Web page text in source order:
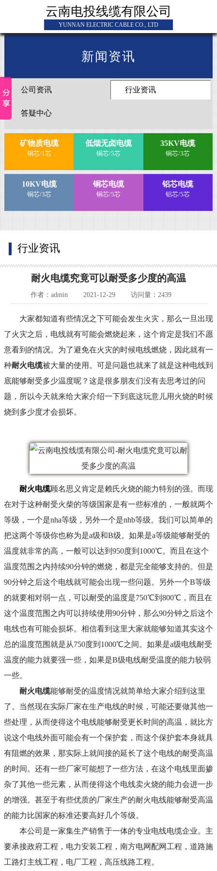
云南电投线缆有限公司
YUNNAN ELECTRIC CABLE CO., LTD
新闻资讯
公司资讯 行业资讯
答疑中心
矿物质电缆
铜芯/1芯
低烟无卤电缆
铜芯/5芯
35KV电缆
铜芯/3芯
10KV电缆
铜芯/3芯
铜芯电缆
铜芯/5芯
铝芯电缆
铝芯/5芯
行业资讯
耐火电缆究竟可以耐受多少度的高温
作者：admin 2021-12-29 访问量：2439
大家都知道有些情况之下可能会发生火灾，那么一旦出现
了火灾之后，电线就有可能会燃烧起来，这个肯定是我们不愿
意看到的情况。为了避免在火灾的时候电线燃烧，因此就有一
种耐火电缆被大量的使用。可是问题也就来了就是这种电线到
底能够耐受多少温度呢？这是很多朋友们没有去思考过的问
题，所以今天就来给大家介绍一下到底这玩意儿用火烧的时候
烧到多少度才会损坏。
耐火电缆顾名思义肯定是赖氏火烧的能力特别的强。而现
在对于这种耐受火柴的等级国家是有一些标准的，一般就两个
等级，一个是nha等级，另外一个是nhb等级。我们可以简单的
把这两个等级你也称为是a级和B级。如果是a等级能够耐受的
温度就非常的高，一般可以达到950度到1000℃。而且在这个
温度范围之内持续90分钟的燃烧，都是完全能够支持的。但是
90分钟之后这个电线就可能会出现一些问题。另外一个B等级
的就要相对弱一点，可以耐受的温度是750℃到800℃，而且在
这个温度范围之内可以持续使用90分钟，那么90分钟之后这个
电线也有可能会损坏。相信看到这里大家就能够知道其实这个
总的温度范围就是从750度到1000℃之间。如果是a级电线耐受
温度的能力就要强一些，如果是B级电线耐受温度的能力较弱
一些。
耐火电缆能够耐受的温度情况就简单给大家介绍到这里
了。当然现在实际厂家在生产电线的时候，可能还要做其他一
些处理，从而使得这个电线能够耐受更长时间的高温，就比方
说这个电线外面可能会有一个保护套，而这个保护套本身就具
有阻燃的效果，那实际上就间接的延长了这个电线的耐受高温
的时间。还有一些厂家可能想了一些方法，在这个电线里面掺
杂了其他一些元素，从而使得这个电线卖火烧的能力会进一步
的增强。甚至于有些优质的厂家生产的耐火电线能够耐受高温
的能力比国家的标准还要高好几个等级。
本公司是一家集生产销售于一体的专业电线电缆企业。主
要承接政府工程，电力安装工程，南方电网配网工程，道路施
工路灯主线工程，电厂工程，高压线路工程。